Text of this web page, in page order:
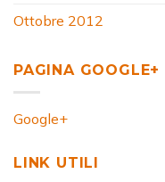
Ottobre 2012
PAGINA GOOGLE+
Google+
LINK UTILI